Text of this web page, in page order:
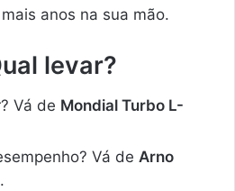
anos na sua mão.
levar?
Vá de Mondial Turbo L-
Vá de Arno
.